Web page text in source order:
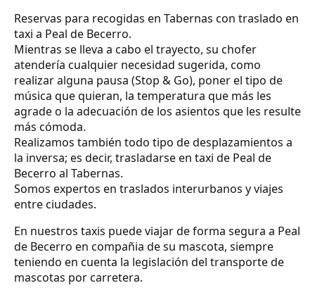
Reservas para recogidas en Tabernas con traslado en
taxi a Peal de Becerro.
Mientras se lleva a cabo el trayecto, su chofer
atendería cualquier necesidad sugerida, como
realizar alguna pausa (Stop & Go), poner el tipo de
música que quieran, la temperatura que más les
agrade o la adecuación de los asientos que les resulte
más cómoda.
Realizamos también todo tipo de desplazamientos a
la inversa; es decir, trasladarse en taxi de Peal de
Becerro al Tabernas.
Somos expertos en traslados interurbanos y viajes
entre ciudades.
En nuestros taxis puede viajar de forma segura a Peal
de Becerro en compañia de su mascota, siempre
teniendo en cuenta la legislación del transporte de
mascotas por carretera.